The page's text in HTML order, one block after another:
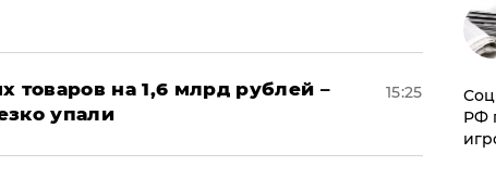
товаров на 1,6 млрд рублей –
упали
15:25
РФ